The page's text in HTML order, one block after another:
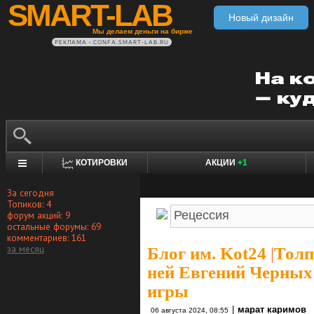
SMART-LAB
Мы делаем деньги на бирже
Новый дизайн
РЕКЛАМА • CONFA.SMART-LAB.RU
КОТИРОВКИ АКЦИИ +1
За сегодня
Топиков: 4
форум акций: 9
остальные форумы: 69
комментариев: 161
за месяц
Блог им. Kot24 |
ней Евгений Черных
игры
06 августа 2024, 08:55 марат каримов